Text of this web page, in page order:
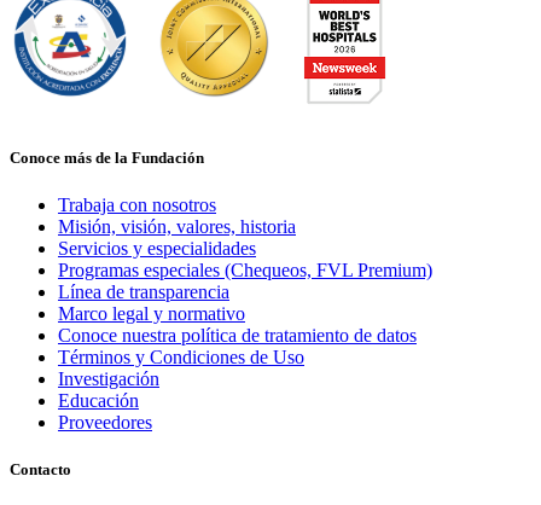
Conoce más de la Fundación
Trabaja con nosotros
Misión, visión, valores, historia
Servicios y especialidades
Programas especiales (Chequeos, FVL Premium)
Línea de transparencia
Marco legal y normativo
Conoce nuestra política de tratamiento de datos
Términos y Condiciones de Uso
Investigación
Educación
Proveedores
Contacto